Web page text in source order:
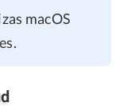
macOS